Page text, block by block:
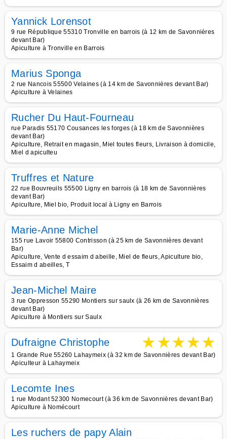
Yannick Lorensot
9 rue République 55310 Tronville en barrois (à 12 km de Savonnières
devant Bar)
Apiculture à Tronville en Barrois
Marius Sponga
2 rue Nancois 55500 Velaines (à 14 km de Savonnières devant Bar)
Apiculture à Velaines
Rucher Du Haut-Fourneau
rue Paradis 55170 Cousances les forges (à 18 km de Savonnières
devant Bar)
Apiculture, Retrait en magasin, Miel toutes fleurs, Livraison à domicile,
Miel d apiculteu
Truffres et Nature
22 rue Bouvreuils 55500 Ligny en barrois (à 18 km de Savonnières
devant Bar)
Apiculture, Miel bio, Produit local à Ligny en Barrois
Marie-Anne Michel
155 rue Lavoir 55800 Contrisson (à 25 km de Savonnières devant
Bar)
Apiculture, Vente d essaim d abeille, Miel de fleurs, Apiculture bio,
Essaim d abeilles, T
Jean-Michel Maire
3 rue Oppresson 55290 Montiers sur saulx (à 26 km de Savonnières
devant Bar)
Apiculture à Montiers sur Saulx
Dufraigne Christophe ★★★★★
1 Grande Rue 55260 Lahaymeix (à 32 km de Savonnières devant Bar)
Apiculteur à Lahaymeix
Lecomte Ines
1 rue Modant 52300 Nomecourt (à 36 km de Savonnières devant Bar)
Apiculture à Nomécourt
Les ruchers de papy Alain